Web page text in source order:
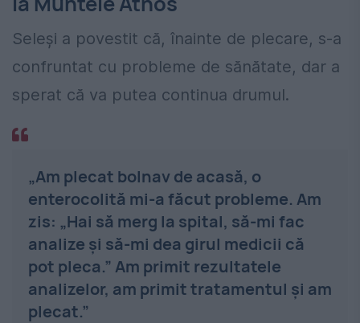
Seleși a povestit că, înainte de plecare, s-a
confruntat cu probleme de sănătate, dar a
sperat că va putea continua drumul.
„Am plecat bolnav de acasă, o
enterocolită mi-a făcut probleme. Am
zis: „Hai să merg la spital, să-mi fac
analize și să-mi dea girul medicii că
pot pleca.” Am primit rezultatele
analizelor, am primit tratamentul și am
plecat.”